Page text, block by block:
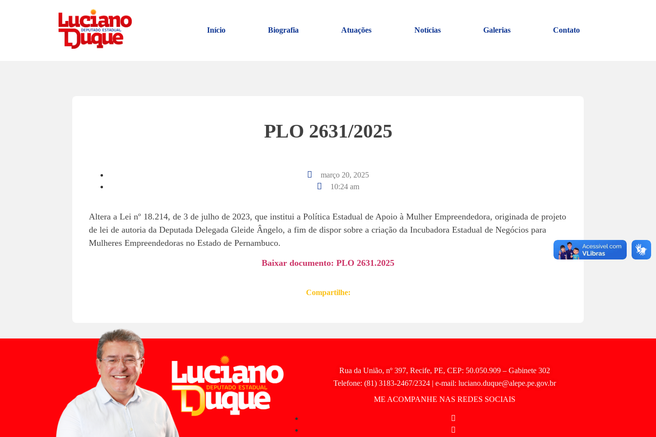
Início Biografia Atuações Notícias Galerias Contato
PLO 2631/2025
março 20, 2025
10:24 am
Altera a Lei nº 18.214, de 3 de julho de 2023, que institui a Política Estadual de Apoio à Mulher Empreendedora, originada de projeto
de lei de autoria da Deputada Delegada Gleide Ângelo, a fim de dispor sobre a criação da Incubadora Estadual de Negócios para
Mulheres Empreendedoras no Estado de Pernambuco.
Baixar documento: PLO 2631.2025
Compartilhe:
Rua da União, nº 397, Recife, PE, CEP: 50.050.909 – Gabinete 302
Telefone: (81) 3183-2467/2324 | e-mail: luciano.duque@alepe.pe.gov.br
ME ACOMPANHE NAS REDES SOCIAIS